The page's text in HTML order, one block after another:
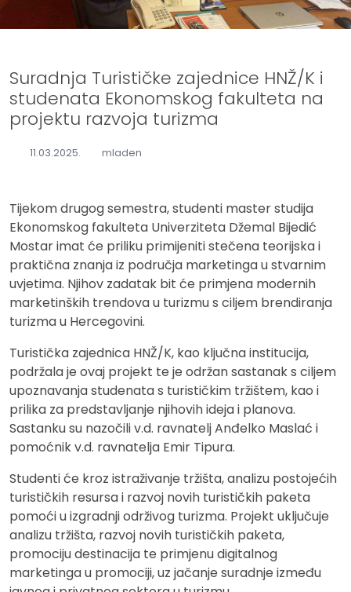
Suradnja Turističke zajednice HNŽ/K i
studenata Ekonomskog fakulteta na
projektu razvoja turizma
11.03.2025. mladen
Tijekom drugog semestra, studenti master studija
Ekonomskog fakulteta Univerziteta Džemal Bijedić
Mostar imat će priliku primijeniti stečena teorijska i
praktična znanja iz područja marketinga u stvarnim
uvjetima. Njihov zadatak bit će primjena modernih
marketinških trendova u turizmu s ciljem brendiranja
turizma u Hercegovini.
Turistička zajednica HNŽ/K, kao ključna institucija,
podržala je ovaj projekt te je održan sastanak s ciljem
upoznavanja studenata s turističkim tržištem, kao i
prilika za predstavljanje njihovih ideja i planova.
Sastanku su nazočili v.d. ravnatelj Anđelko Maslać i
pomoćnik v.d. ravnatelja Emir Tipura.
Studenti će kroz istraživanje tržišta, analizu postojećih
turističkih resursa i razvoj novih turističkih paketa
pomoći u izgradnji održivog turizma. Projekt uključuje
analizu tržišta, razvoj novih turističkih paketa,
promociju destinacija te primjenu digitalnog
marketinga u promociji, uz jačanje suradnje između